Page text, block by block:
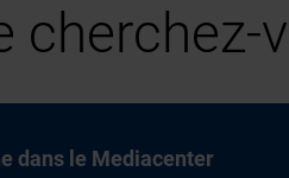
cherchez-
dans le Mediacenter